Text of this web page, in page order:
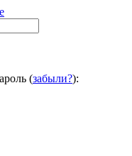
(забыли?):